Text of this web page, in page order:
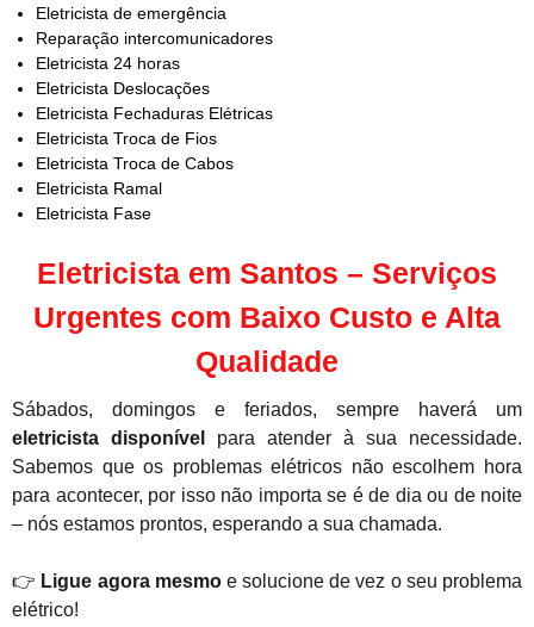
Eletricista de emergência
Reparação intercomunicadores
Eletricista 24 horas
Eletricista Deslocações
Eletricista Fechaduras Elétricas
Eletricista Troca de Fios
Eletricista Troca de Cabos
Eletricista Ramal
Eletricista Fase
Eletricista em Santos – Serviços
Urgentes com Baixo Custo e Alta
Qualidade
Sábados, domingos e feriados, sempre haverá um
eletricista disponível
para atender à sua necessidade.
Sabemos que os problemas elétricos não escolhem hora
para acontecer, por isso não importa se é de dia ou de noite
– nós estamos prontos, esperando a sua chamada.
👉 Ligue agora mesmoe solucione de vez o seu problema
elétrico!